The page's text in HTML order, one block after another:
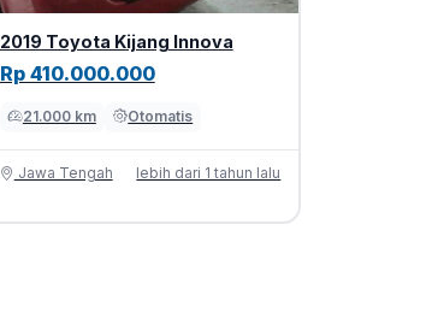
2019 Toyota Kijang Innova
Rp 410.000.000
21.000 km Otomatis
Jawa Tengah lebih dari 1 tahun lalu